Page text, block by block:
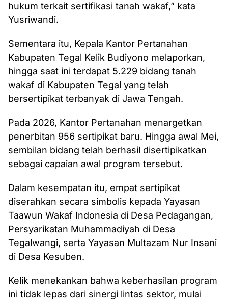
hukum terkait sertifikasi tanah wakaf,” kata
Yusriwandi.
Sementara itu, Kepala Kantor Pertanahan
Kabupaten Tegal Kelik Budiyono melaporkan,
hingga saat ini terdapat 5.229 bidang tanah
wakaf di Kabupaten Tegal yang telah
bersertipikat terbanyak di Jawa Tengah.
Pada 2026, Kantor Pertanahan menargetkan
penerbitan 956 sertipikat baru. Hingga awal Mei,
sembilan bidang telah berhasil disertipikatkan
sebagai capaian awal program tersebut.
Dalam kesempatan itu, empat sertipikat
diserahkan secara simbolis kepada Yayasan
Taawun Wakaf Indonesia di Desa Pedagangan,
Persyarikatan Muhammadiyah di Desa
Tegalwangi, serta Yayasan Multazam Nur Insani
di Desa Kesuben.
Kelik menekankan bahwa keberhasilan program
ini tidak lepas dari sinergi lintas sektor, mulai